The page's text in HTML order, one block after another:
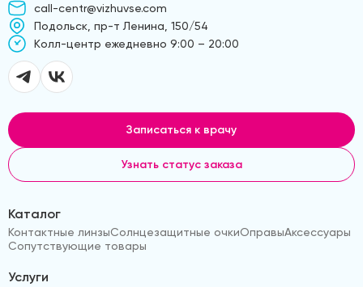
call-centr@vizhuvse.com
Подольск, пр-т Ленина, 150/54
Kолл-центр ежедневно 9:00 – 20:00
Записаться к врачу
Узнать статус заказа
Каталог
Контактные линзыСолнцезащитные очкиОправыАксессуары
Сопутствующие товары
Услуги